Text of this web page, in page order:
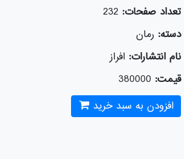
تعداد صفحات: 232
دسته: رمان
نام انتشارات:افراز
قیمت: 380000
افزودن به سبد خرید